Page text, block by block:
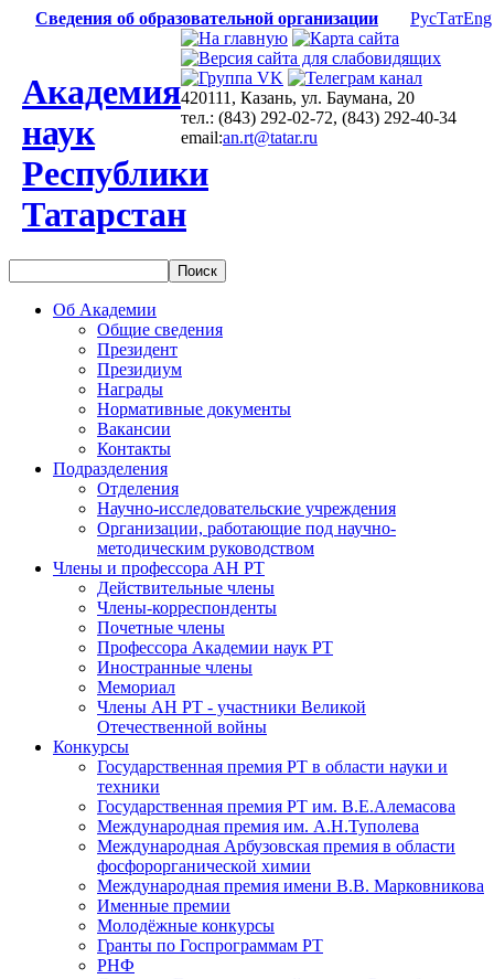
Сведения об образовательной организации РусТатEng
Академия
наук
Республики
Татарстан
420111, Казань, ул. Баумана, 20
тел.: (843) 292-02-72, (843) 292-40-34
email:an.rt@tatar.ru
Об Академии
Общие сведения
Президент
Президиум
Награды
Нормативные документы
Вакансии
Контакты
Подразделения
Отделения
Научно-исследовательские учреждения
Организации, работающие под научно-
методическим руководством
Члены и профессора АН РТ
Действительные члены
Члены-корреспонденты
Почетные члены
Профессора Академии наук РТ
Иностранные члены
Мемориал
Члены АН РТ - участники Великой
Отечественной войны
Конкурсы
Государственная премия РТ в области науки и
техники
Государственная премия РТ им. В.Е.Алемасова
Международная премия им. А.Н.Туполева
Международная Арбузовская премия в области
фосфорорганической химии
Международная премия имени В.В. Марковникова
Именные премии
Молодёжные конкурсы
Гранты по Госпрограммам РТ
РНФ